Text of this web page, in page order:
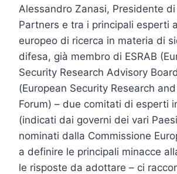
Alessandro Zanasi, Presidente di
Partners e tra i principali esperti
europeo di ricerca in materia di
difesa, già membro di ESRAB
Security Research Advisory
(European Security Research
Forum) – due comitati di esperti
(indicati dai governi dei vari
nominati dalla Commissione
a definire le principali minacce
le risposte da adottare – ci